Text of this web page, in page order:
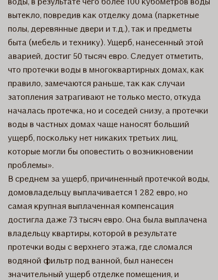
вытекло, повредив как отделку дома (паркетные
полы, деревянные двери и т.д.), так и предметы
быта (мебель и технику). Ущерб, нанесенный этой
аварией, достиг 50 тысяч евро. Следует отметить,
что протечки воды в многоквартирных домах, как
правило, замечаются раньше, так как случаи
затопления затрагивают не только место, откуда
началась протечка, но и соседей снизу, а протечки
воды в частных домах чаще наносят больший
ущерб, поскольку нет никаких третьих лиц,
которые могли бы оповестить о возникновении
проблемы».
В среднем за ущерб, причиненный протечкой воды,
домовладельцу выплачивается 1 282 евро, но
самая крупная выплаченная компенсация
достигла даже 73 тысяч евро. Она была выплачена
владельцу квартиры, которой в результате
протечки воды с верхнего этажа, где сломался
водяной фильтр под ванной, был нанесен
значительный ущерб отделке помещения, и